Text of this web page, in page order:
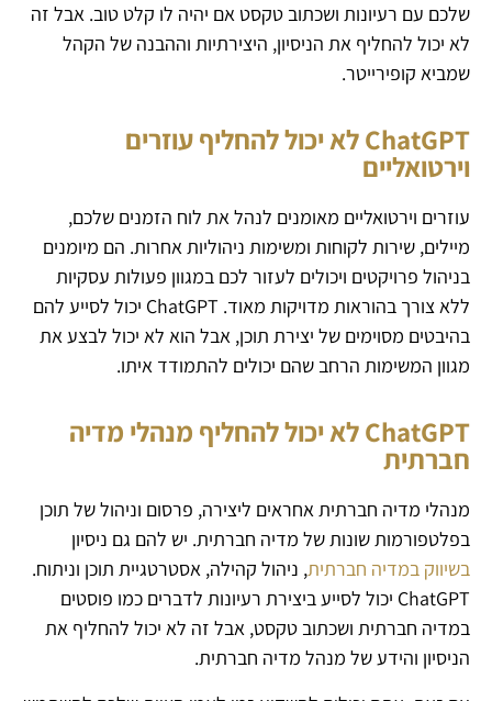
שלכם עם רעיונות ושכתוב טקסט אם יהיה לו קלט טוב. אבל זה
לא יכול להחליף את הניסיון, היצירתיות וההבנה של הקהל
שמביא קופירייטר.
ChatGPT לא יכול להחליף עוזרים
וירטואליים
עוזרים וירטואליים מאומנים לנהל את לוח הזמנים שלכם,
מיילים, שירות לקוחות ומשימות ניהוליות אחרות. הם מיומנים
בניהול פרויקטים ויכולים לעזור לכם במגוון פעולות עסקיות
ללא צורך בהוראות מדויקות מאוד. ChatGPT יכול לסייע להם
בהיבטים מסוימים של יצירת תוכן, אבל הוא לא יכול לבצע את
מגוון המשימות הרחב שהם יכולים להתמודד איתו.
ChatGPT לא יכול להחליף מנהלי מדיה
חברתית
מנהלי מדיה חברתית אחראים ליצירה, פרסום וניהול של תוכן
בפלטפורמות שונות של מדיה חברתית. יש להם גם ניסיון
בשיווק במדיה חברתית, ניהול קהילה, אסטרטגיית תוכן וניתוח.
ChatGPT יכול לסייע ביצירת רעיונות לדברים כמו פוסטים
במדיה חברתית ושכתוב טקסט, אבל זה לא יכול להחליף את
הניסיון והידע של מנהל מדיה חברתית.